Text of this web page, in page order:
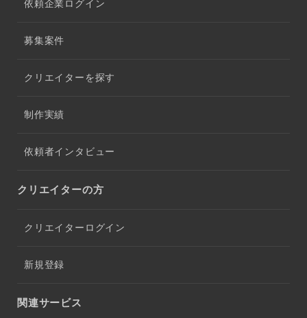
依頼企業ログイン
募集案件
クリエイターを探す
制作実績
依頼者インタビュー
クリエイターの方
クリエイターログイン
新規登録
関連サービス